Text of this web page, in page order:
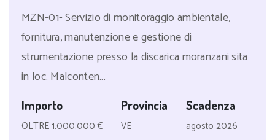
MZN-01- Servizio di monitoraggio ambientale,
fornitura, manutenzione e gestione di
strumentazione presso la discarica moranzani sita
in loc. Malconten...
Importo
OLTRE 1.000.000 €
Provincia
VE
Scadenza
agosto 2026